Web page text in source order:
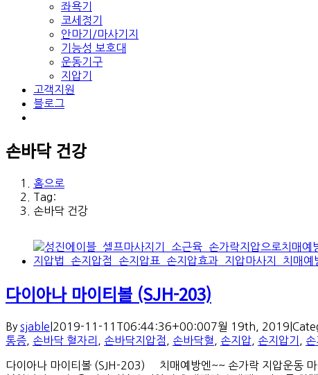
좌욕기
코세정기
안마기/마사기지
기능성 보호대
운동기구
지압기
고객지원
블로그
손바닥 건강
홈으로
Tag:
손바닥 건강
다이아나 마이티볼 (SJH-203)
By sjable 2019-11-11T06:44:36+00:007월 19th, 2019
통증
손바닥 혈자리 손바닥지압점 손바닥혈 손지압 손지압기 손
다이아나 마이티볼 (SJH-203) 치매예방엔~~ 손가락 지압운동 마